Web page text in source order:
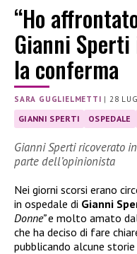
“Ho
Gianni
la conferma
SARA GUGLIELMETTI |28
GIANNI SPERTI OSPEDALE
Gianni Sperti ricoverato
parte dell’opinionista
Nei giorni scorsi erano
in ospedale di Gianni
Donne”e molto amato
che ha deciso di fare
pubblicando alcune